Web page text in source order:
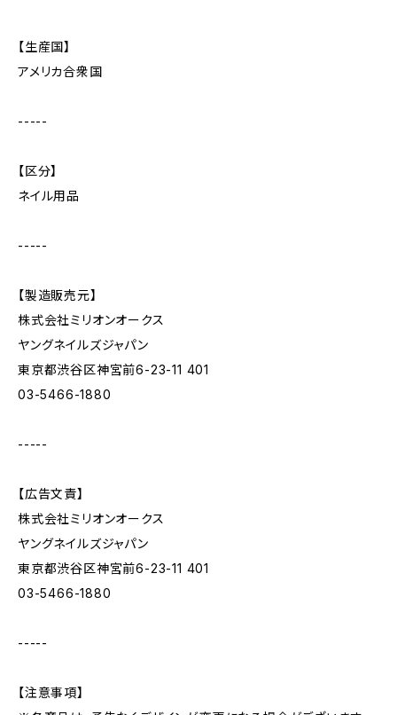
【生産国】
アメリカ合衆国
-----
【区分】
ネイル用品
-----
【製造販売元】
株式会社ミリオンオークス
ヤングネイルズジャパン
東京都渋谷区神宮前6-23-11 401
03-5466-1880
-----
【広告文責】
株式会社ミリオンオークス
ヤングネイルズジャパン
東京都渋谷区神宮前6-23-11 401
03-5466-1880
-----
【注意事項】